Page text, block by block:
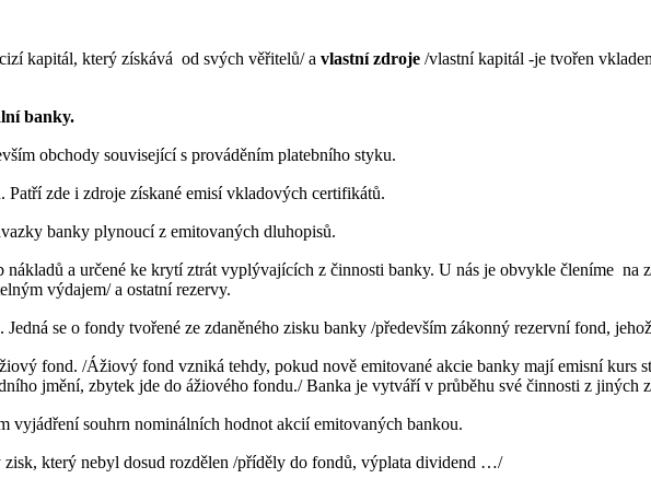
kapitál, který získává od svých věřitelů/ a vlastní zdroje /vlastní kapitál -je tvořen
banky.
obchody související s prováděním platebního styku.
Patří zde i zdroje získané emisí vkladových certifikátů.
banky plynoucí z emitovaných dluhopisů.
nákladů a určené ke krytí ztrát vyplývajících z činnosti banky. U nás je obvykle členíme na
výdajem/ a ostatní rezervy.
. Jedná se o fondy tvořené ze zdaněného zisku banky /především zákonný rezervní fond,
fond. /Ážiový fond vzniká tehdy, pokud nově emitované akcie banky mají emisní kurs
jmění, zbytek jde do ážiového fondu./ Banka je vytváří v průběhu své činnosti z jiných
vyjádření souhrn nominálních hodnot akcií emitovaných bankou.
zisk, který nebyl dosud rozdělen /příděly do fondů, výplata dividend …/